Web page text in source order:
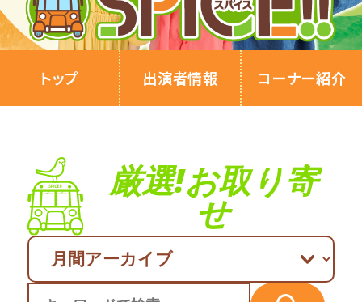
トップ 出演者情報 コーナー紹介
厳選!お取り寄
せ